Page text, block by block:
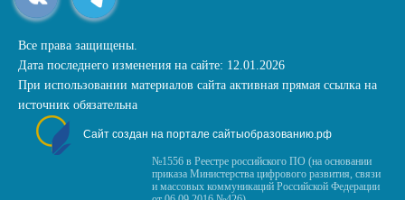
Все права защищены.
Дата последнего изменения на сайте: 12.01.2026
При использовании материалов сайта активная прямая ссылка на
источник обязательна
Сайт создан на портале сайтыобразованию.рф
№1556 в Реестре российского ПО (на основании
приказа Министерства цифрового развития, связи
и массовых коммуникаций Российской Федерации